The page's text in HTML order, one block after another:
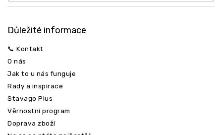
Důležité informace
📞 Kontakt
O nás
Jak to u nás funguje
Rady a inspirace
Stavago Plus
Věrnostní program
Doprava zboží